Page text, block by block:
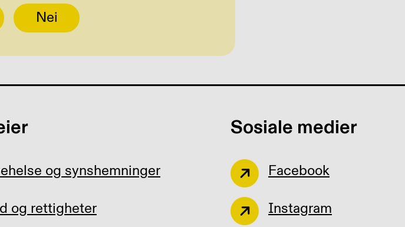
Nei
og synshemninger
og rettigheter
Sosiale medier
Facebook
Instagram